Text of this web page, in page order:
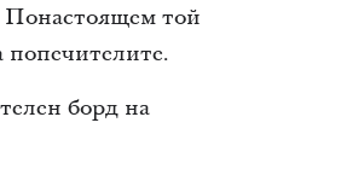
Понастоящем той
попечителите.
борд на